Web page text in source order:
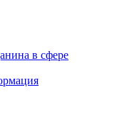
в сфере